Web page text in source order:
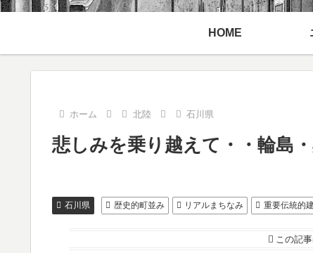
HOME
ホーム 北陸 石川県
悲しみを乗り越えて・・輪島
石川県 歴史的町並み リアルまちなみ 重要伝統的
この記